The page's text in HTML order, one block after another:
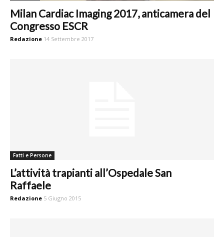
Milan Cardiac Imaging 2017, anticamera del
Congresso ESCR
Redazione 14 Settembre 2017
Fatti e Persone
L’attività trapianti all’Ospedale San
Raffaele
Redazione 5 Giugno 2015